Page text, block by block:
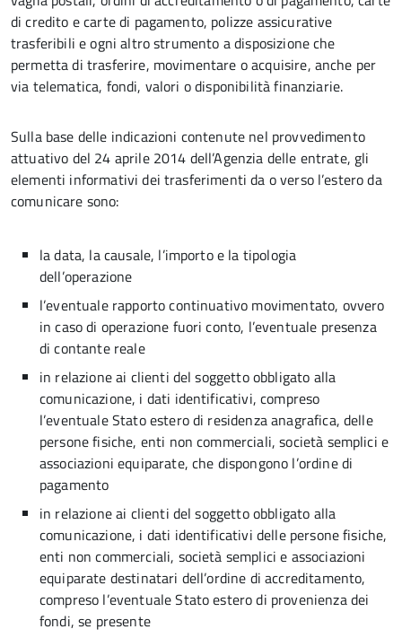
di credito e carte di pagamento, polizze assicurative
trasferibili e ogni altro strumento a disposizione che
permetta di trasferire, movimentare o acquisire, anche per
via telematica, fondi, valori o disponibilità finanziarie.
Sulla base delle indicazioni contenute nel provvedimento
attuativo del 24 aprile 2014 dell’Agenzia delle entrate, gli
elementi informativi dei trasferimenti da o verso l’estero da
comunicare sono:
la data, la causale, l’importo e la tipologia
dell’operazione
l’eventuale rapporto continuativo movimentato, ovvero
in caso di operazione fuori conto, l’eventuale presenza
di contante reale
in relazione ai clienti del soggetto obbligato alla
comunicazione, i dati identificativi, compreso
l’eventuale Stato estero di residenza anagrafica, delle
persone fisiche, enti non commerciali, società semplici e
associazioni equiparate, che dispongono l’ordine di
pagamento
in relazione ai clienti del soggetto obbligato alla
comunicazione, i dati identificativi delle persone fisiche,
enti non commerciali, società semplici e associazioni
equiparate destinatari dell’ordine di accreditamento,
compreso l’eventuale Stato estero di provenienza dei
fondi, se presente